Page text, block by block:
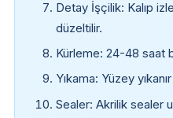
Detay İşçilik: Kalıp
düzeltilir.
Kürleme: 24-48 saat
Yıkama: Yüzey
Sealer: Akrilik sealer